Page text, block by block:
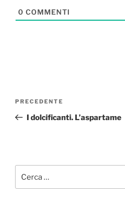
0 COMMENTI
Navigazione
Articolo
precedente:
PRECEDENTE
I dolcificanti. L’aspartame